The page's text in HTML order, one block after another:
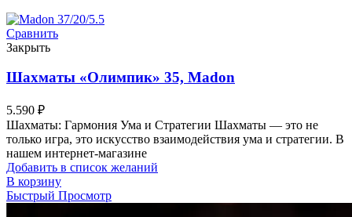
Сравнить
Закрыть
Шахматы «Олимпик» 35, Madon
5.590 ₽
Шахматы: Гармония Ума и Стратегии Шахматы — это не
только игра, это искусство взаимодействия ума и стратегии. В
нашем интернет-магазине
Добавить в список желаний
В корзину
Быстрый Просмотр